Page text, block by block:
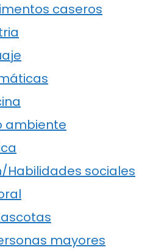
caseros
ambiente
Habilidades sociales
mayores